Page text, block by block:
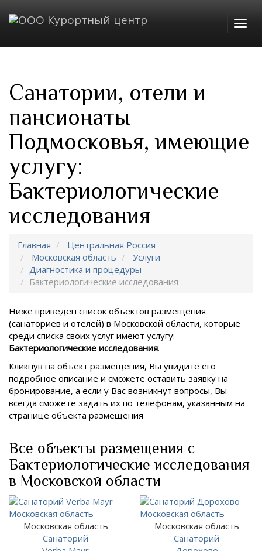
Санатории, отели и
пансионаты
Подмосковья, имеющие
услугу:
Бактериологические
исследования
Главная
Центральная Россия
Московская область
Услуги
Диагностика и процедуры
Бактериологические исследования
Ниже приведен список объектов размещения
(санаториев и отелей) в Московской области, которые
среди списка своих услуг имеют услугу:
Бактериологические исследования.
Кликнув на объект размещения, Вы увидите его
подробное описание и сможете оставить заявку на
бронирование, а если у Вас возникнут вопросы, Вы
всегда сможете задать их по телефонам, указанным на
странице объекта размещения
Все объекты размещения с
Бактериологические исследования
в Московской области
Московская область
Санаторий
Московская область
Санаторий